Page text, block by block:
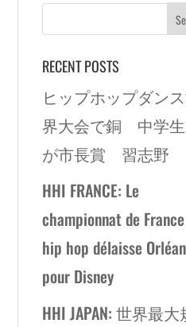
RECENT POSTS
ヒップホップダン
界大会で銅 中学生
が市長賞 習志野
HHI FRANCE: Le
championnat de
hip hop délaisse
pour Disney
HHI JAPAN: 世界最